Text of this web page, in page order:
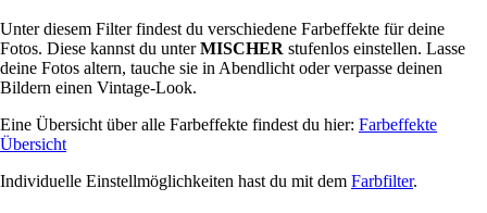
Unter diesem Filter findest du verschiedene Farbeffekte für deine
Fotos. Diese kannst du unterMISCHER stufenlos einstellen. Lasse
deine Fotos altern, tauche sie in Abendlicht oder verpasse deinen
Bildern einen Vintage-Look.
Eine Übersicht über alle Farbeffekte findest du hier: Farbeffekte
Übersicht
Individuelle Einstellmöglichkeiten hast du mit dem Farbfilter.